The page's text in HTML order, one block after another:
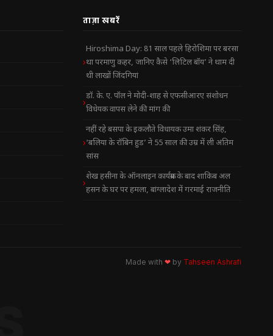
ताज़ा खबरें
Hiroshima Day: 81 साल पहले हिरोशिमा पर बरसा
था परमाणु कहर, जानिए कैसे ‘लिटिल बॉय’ ने थाम दी
थी लाखों जिंदगियां
डॉ. के. ए. पॉल ने मोदी-शाह से एफसीआरए संशोधन
विधेयक वापस लेने की मांग की
नहीं रहे बसपा के इकलौते विधायक उमा शंकर सिंह,
‘बलिया के रॉबिन हुड’ ने 55 साल की उम्र में ली अंतिम
सांस
शेख हसीना के ऑनलाइन कार्यक्रम के बाद शाकिब अल
हसन के घर पर हमला, बांग्लादेश में गरमाई राजनीति
Made with ❤ by Tahseen Ashrafi